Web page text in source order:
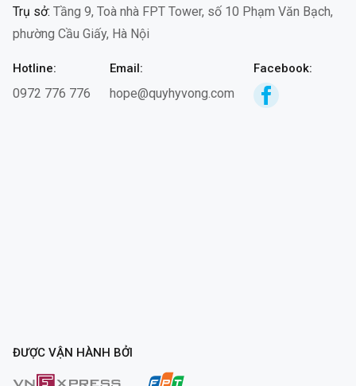
Trụ sở: Tầng 9, Toà nhà FPT Tower, số 10 Phạm Văn Bạch,
phường Cầu Giấy, Hà Nội
Hotline:
0972 776 776
Email:
hope@quyhyvong.com
Facebook:
ĐƯỢC VẬN HÀNH BỞI